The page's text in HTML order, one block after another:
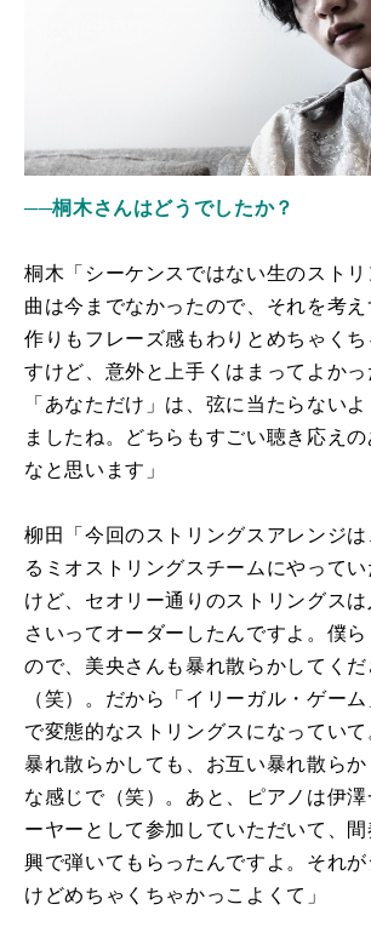
──桐木さんはどうでしたか？
桐木「シーケンスではない生のスト
曲は今までなかったので、それを考
作りもフレーズ感もわりとめちゃく
すけど、意外と上手くはまってよかっ
「あなただけ」は、弦に当たらない
ましたね。どちらもすごい聴き応え
なと思います」
柳田「今回のストリングスアレンジ
るミオストリングスチームにやって
けど、セオリー通りのストリングス
さいってオーダーしたんですよ。僕
ので、美央さんも暴れ散らかしてくだ
（笑）。だから「イリーガル・ゲー
で変態的なストリングスになってい
暴れ散らかしても、お互い暴れ散ら
な感じで（笑）。あと、ピアノは伊
ーヤーとして参加していただいて、
興で弾いてもらったんですよ。それ
けどめちゃくちゃかっこよくて」